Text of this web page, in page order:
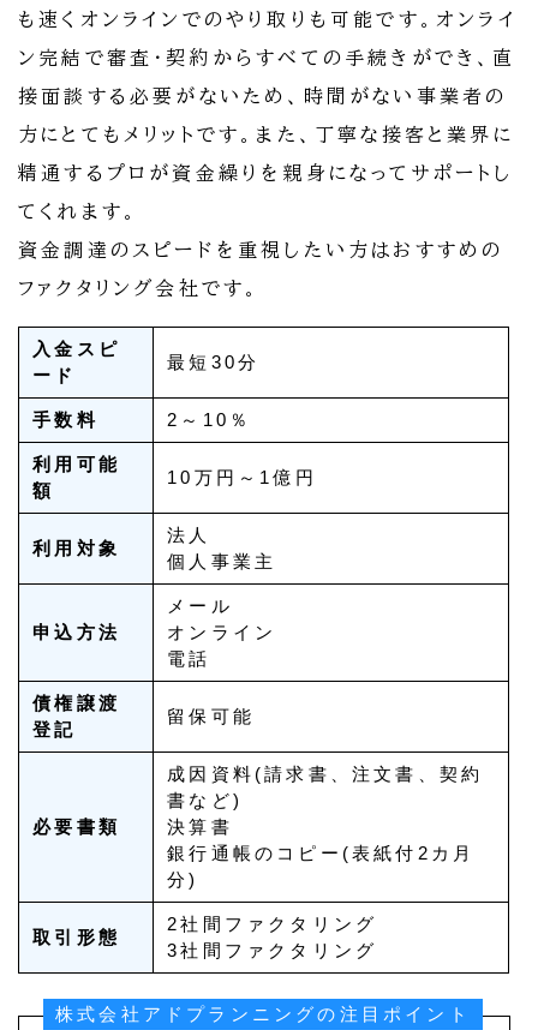
も速くオンラインでのやり取りも可能です。オンライ
ン完結で審査・契約からすべての手続きができ、直
接面談する必要がないため、時間がない事業者の
方にとてもメリットです。また、丁寧な接客と業界に
精通するプロが資金繰りを親身になってサポートし
てくれます。
資金調達のスピードを重視したい方はおすすめの
ファクタリング会社です。
入金スピ
ード
最短30分
手数料 2～10％
利用可能
額
10万円～1億円
利用対象
法人
個人事業主
申込方法
メール
オンライン
電話
債権譲渡
登記
留保可能
必要書類
成因資料(請求書、注文書、契約
書など)
決算書
銀行通帳のコピー(表紙付2カ月
分)
取引形態
2社間ファクタリング
3社間ファクタリング
株式会社アドプランニングの注目ポイント